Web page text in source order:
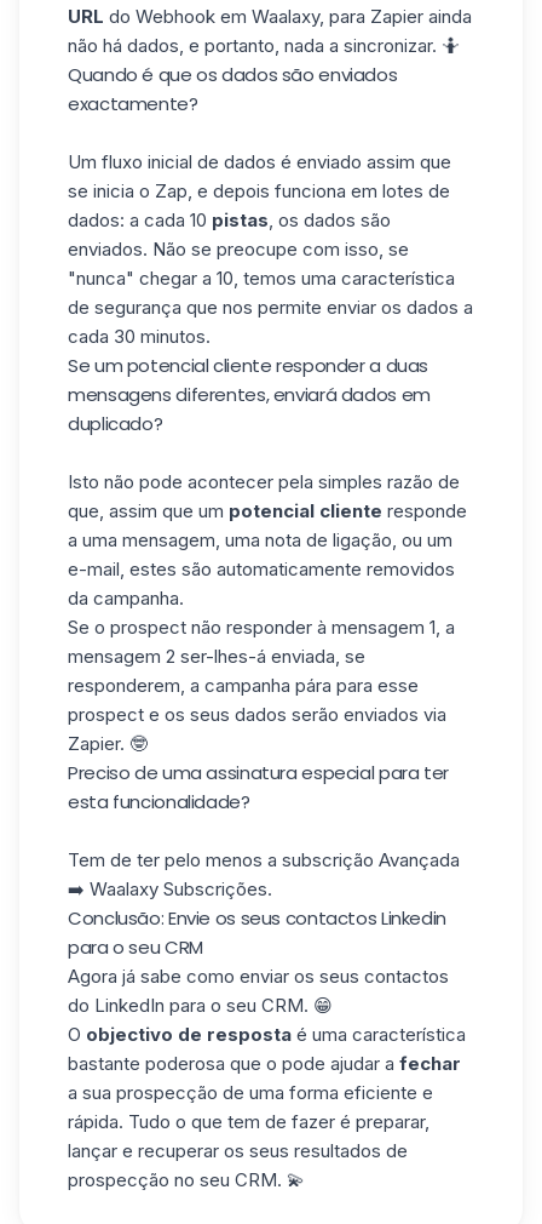
URL do Webhook em Waalaxy, para Zapier ainda
não há dados, e portanto, nada a sincronizar. 🤷
Quando é que os dados são enviados
exactamente?
Um fluxo inicial de dados é enviado assim que
se inicia o Zap, e depois funciona em lotes de
dados: a cada 10 pistas, os dados são
enviados. Não se preocupe com isso, se
"nunca" chegar a 10, temos uma característica
de segurança que nos permite enviar os dados a
cada 30 minutos.
Se um potencial cliente responder a duas
mensagens diferentes, enviará dados em
duplicado?
Isto não pode acontecer pela simples razão de
que, assim que um potencial cliente responde
a uma mensagem, uma nota de ligação, ou um
e-mail, estes são automaticamente removidos
da campanha.
Se o prospect não responder à mensagem 1, a
mensagem 2 ser-lhes-á enviada, se
responderem, a campanha pára para esse
prospect e os seus dados serão enviados via
Zapier. 🤓
Preciso de uma assinatura especial para ter
esta funcionalidade?
Tem de ter pelo menos a subscrição Avançada
➡️ Waalaxy Subscrições.
Conclusão: Envie os seus contactos Linkedin
para o seu CRM
Agora já sabe como enviar os seus contactos
do LinkedIn para o seu CRM. 😁
O objectivo de resposta é uma característica
bastante poderosa que o pode ajudar a fechar
a sua prospecção de uma forma eficiente e
rápida. Tudo o que tem de fazer é preparar,
lançar e recuperar os seus resultados de
prospecção no seu CRM. 💫